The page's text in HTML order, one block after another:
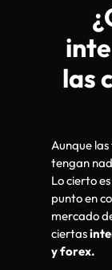
las
Aunque
tengan
Lo cierto
punto en
mercado
ciertas
y forex.